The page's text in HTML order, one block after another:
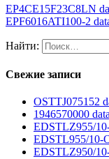
EP4CE15F23C8LN
EPF6016ATI100-2
Найти:
Свежие записи
OSTTJ075152
1946570000
EDSTLZ955/
EDSTL955/10-
EDSTLZ950/